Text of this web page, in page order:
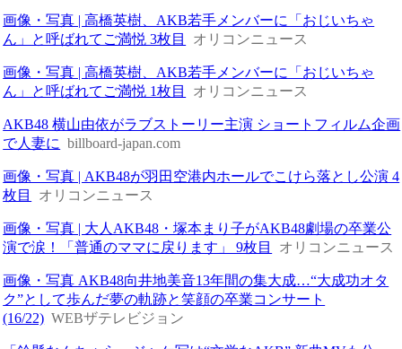
画像・写真 | 高橋英樹、AKB若手メンバーに「おじいちゃ
ん」と呼ばれてご満悦 3枚目
オリコンニュース
画像・写真 | 高橋英樹、AKB若手メンバーに「おじいちゃ
ん」と呼ばれてご満悦 1枚目
オリコンニュース
AKB48 横山由依がラブストーリー主演 ショートフィルム企画
で人妻に billboard-japan.com
画像・写真 | AKB48が羽田空港内ホールでこけら落とし公演 4
枚目
オリコンニュース
画像・写真 | 大人AKB48・塚本まり子がAKB48劇場の卒業公
演で涙！「普通のママに戻ります」 9枚目
オリコンニュース
画像・写真 AKB48向井地美音13年間の集大成…“大成功オタ
ク”として歩んだ夢の軌跡と笑顔の卒業コンサート
(16/22) WEBザテレビジョン